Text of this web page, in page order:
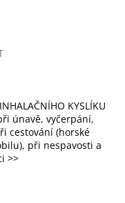
KYSLÍKU
únavě, vyčerpání,
cestování (horské
při nespavosti a
>>